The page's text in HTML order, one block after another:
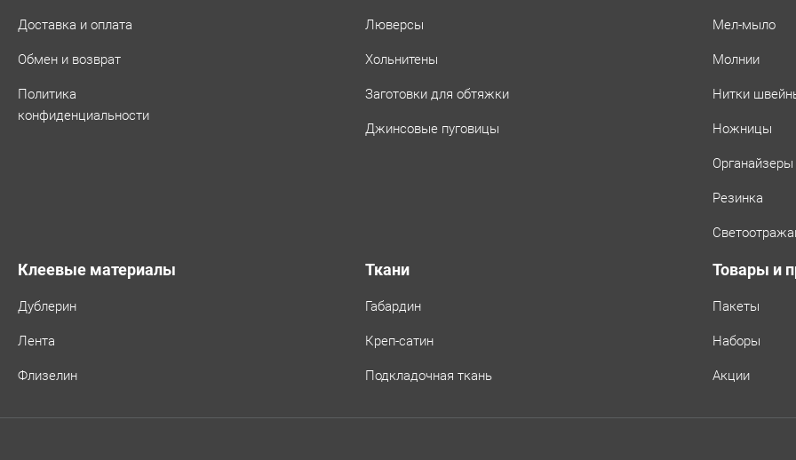
Доставка и оплата
Обмен и возврат
Политика
конфиденциальности
Люверсы
Хольнитены
Заготовки для обтяжки
Джинсовые пуговицы
Мел-мыло
Молнии
Нитки
Ножницы
Органайзеры
Резинка
Клеевые материалы
Дублерин
Лента
Флизелин
Ткани
Габардин
Креп-сатин
Подкладочная ткань
Товары и
Пакеты
Наборы
Акции